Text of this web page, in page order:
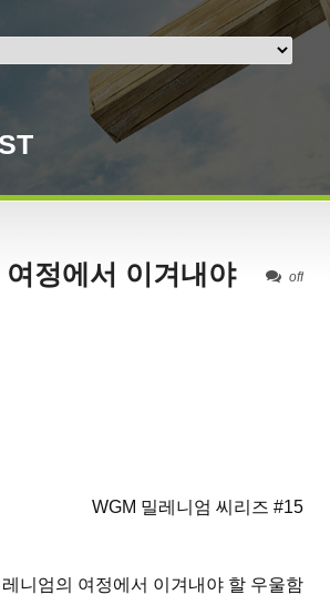
off
정에서 이겨내야
WGM 밀레니엄 씨리즈 #15
레니엄의 여정에서 이겨내야 할 우울함